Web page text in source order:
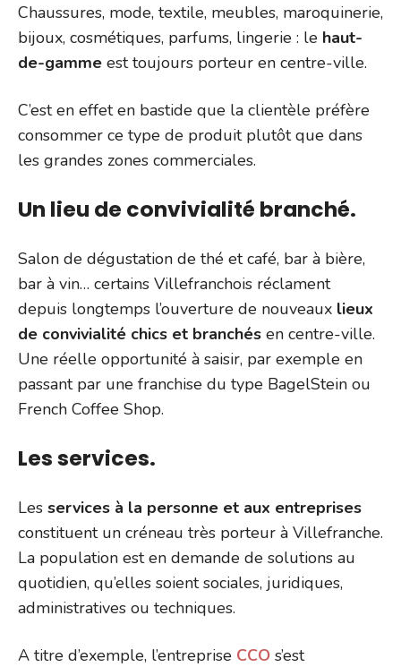
Chaussures, mode, textile, meubles, maroquinerie,
bijoux, cosmétiques, parfums, lingerie : le haut-
de-gamme est toujours porteur en centre-ville.
C’est en effet en bastide que la clientèle préfère
consommer ce type de produit plutôt que dans
les grandes zones commerciales.
Un lieu de convivialité branché.
Salon de dégustation de thé et café, bar à bière,
bar à vin… certains Villefranchois réclament
depuis longtemps l’ouverture de nouveaux lieux
de convivialité chics et branchés en centre-ville.
Une réelle opportunité à saisir, par exemple en
passant par une franchise du type BagelStein ou
French Coffee Shop.
Les services.
Les services à la personne et aux entreprises
constituent un créneau très porteur à Villefranche.
La population est en demande de solutions au
quotidien, qu’elles soient sociales, juridiques,
administratives ou techniques.
A titre d’exemple, l’entreprise CCO s’est